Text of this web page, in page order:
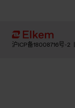
沪ICP备18008716号-2 |